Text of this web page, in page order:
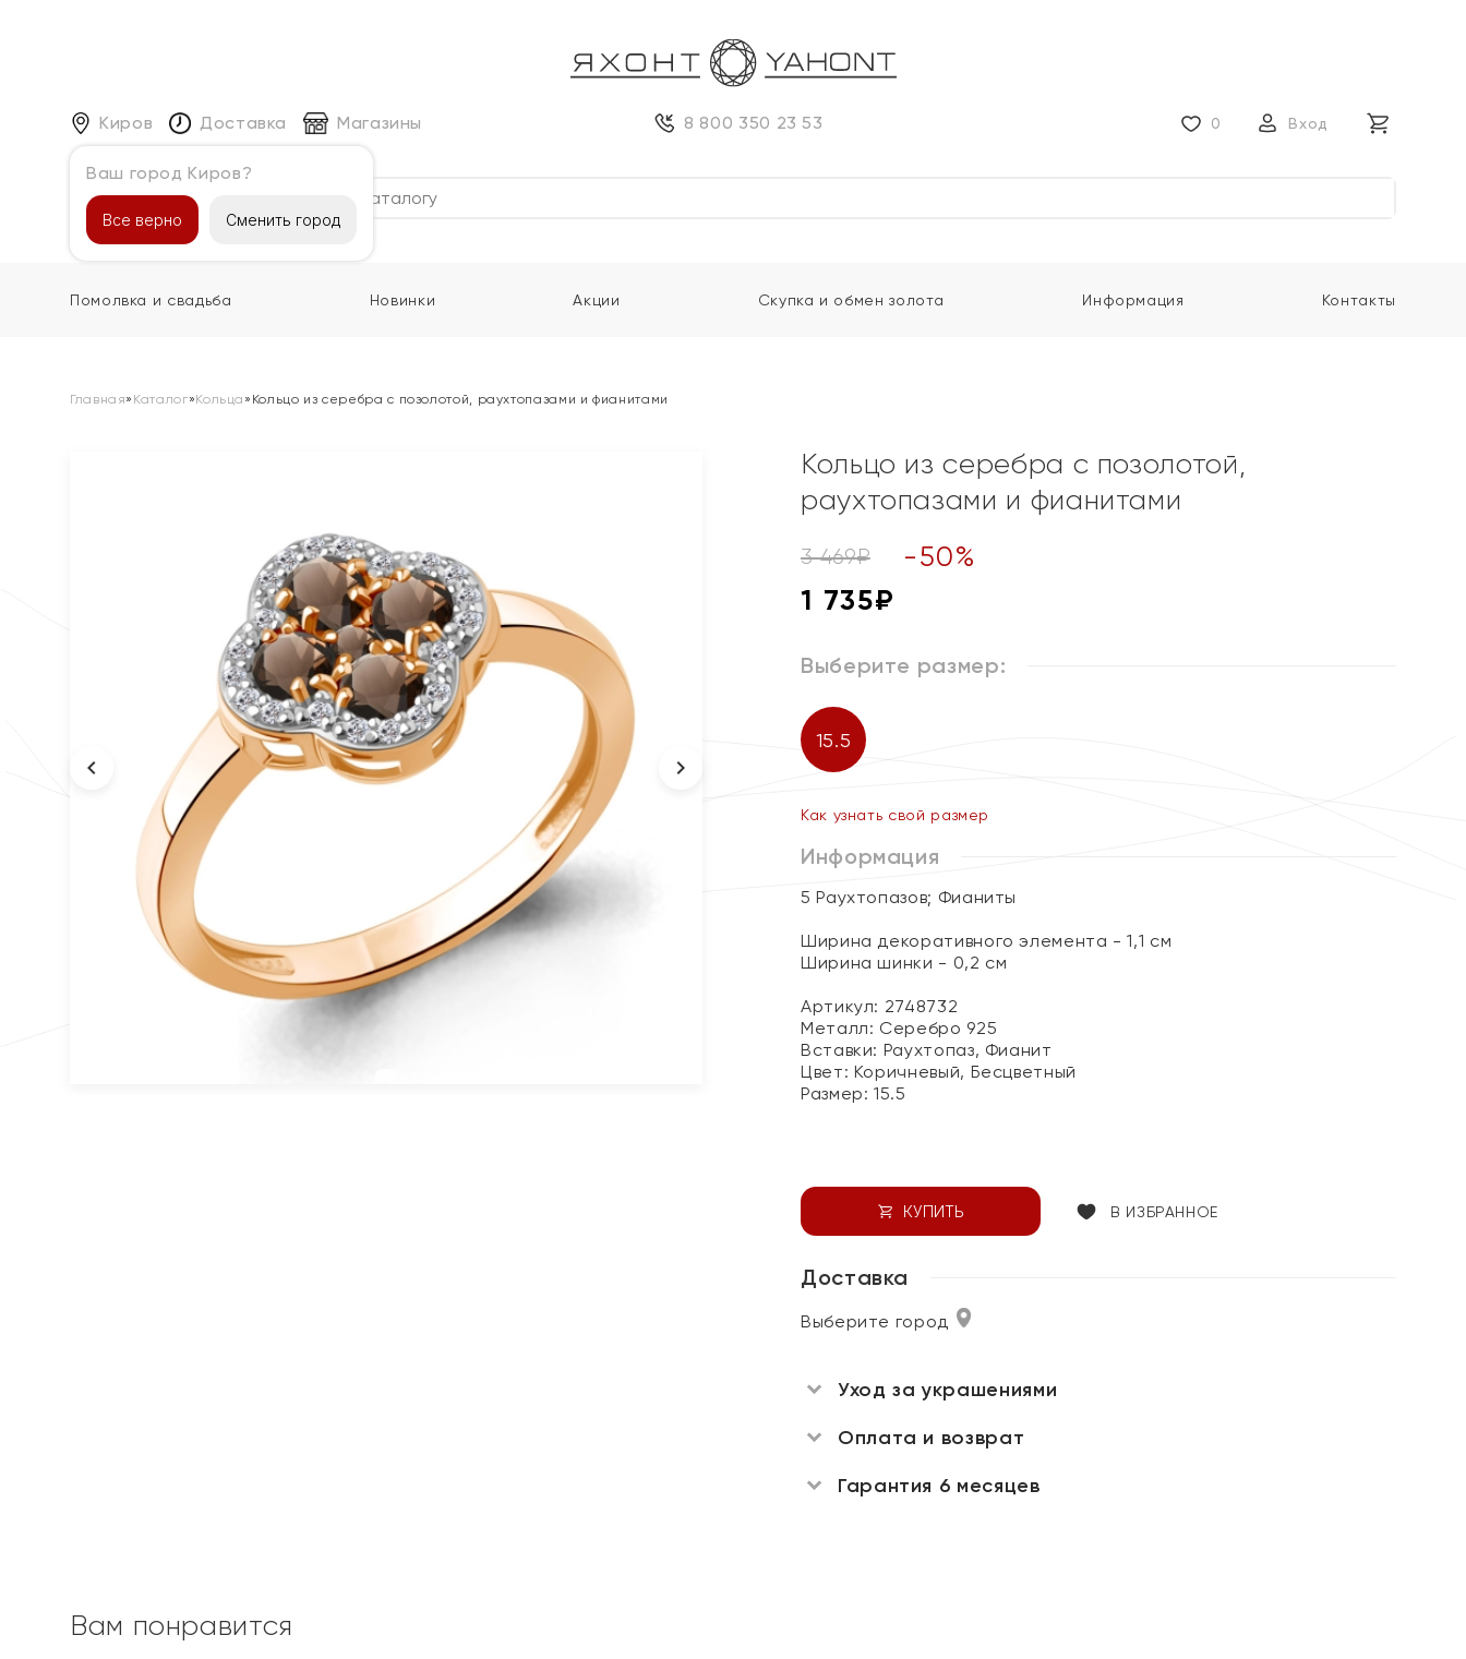
Киров
Ваш город Киров?
Все верно Сменить город
Доставка Магазины 8 800 350 23 53 0 Вход
Каталог
Помолвка и свадьба Новинки Акции Скупка и обмен золота Информация Контакты
Главная» Каталог»Кольца » Кольцо из серебра с позолотой, раухтопазами и фианитами
Кольцо из серебра с позолотой,
раухтопазами и фианитами
3 469₽ -50%
1 735₽
Выберите размер:
15.5
Как узнать свой размер
Информация
5 Раухтопазов; Фианиты
Ширина декоративного элемента - 1,1 см
Ширина шинки - 0,2 см
Артикул: 2748732
Металл: Серебро 925
Вставки: Раухтопаз, Фианит
Цвет: Коричневый, Бесцветный
Размер:15.5
КУПИТЬ В ИЗБРАННОЕ
Доставка
Выберите город
Уход за украшениями
Оплата и возврат
Гарантия 6 месяцев
Вам понравится